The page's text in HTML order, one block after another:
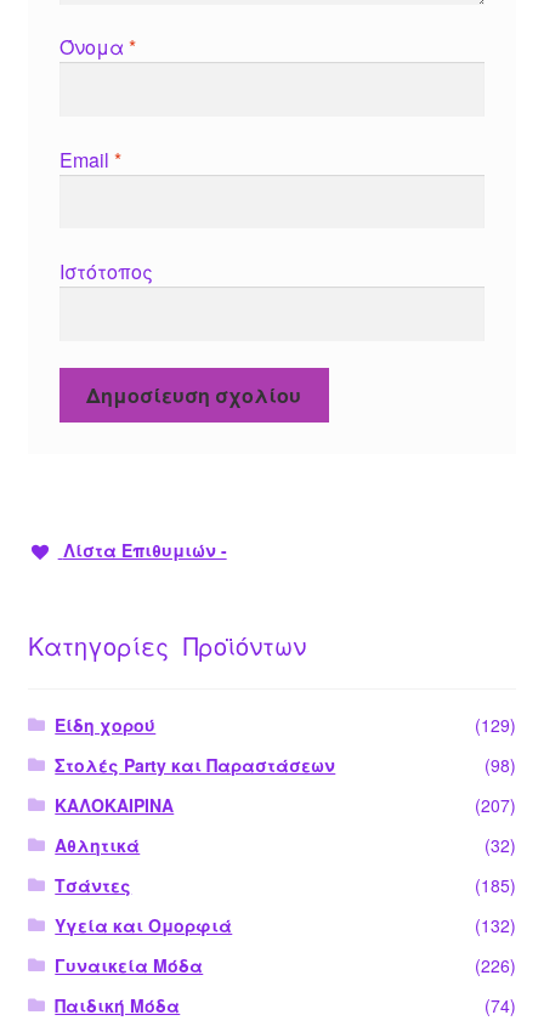
Όνομα *
Email *
Ιστότοπος
Λίστα Επιθυμιών -
Κατηγορίες Προϊόντων
Είδη χορού
(129)
Στολές Party και Παραστάσεων
(98)
ΚΑΛΟΚΑΙΡΙΝΑ
(207)
Αθλητικά
(32)
Τσάντες
(185)
Υγεία και Ομορφιά
(132)
Γυναικεία Μόδα
(226)
Παιδική Μόδα
(74)